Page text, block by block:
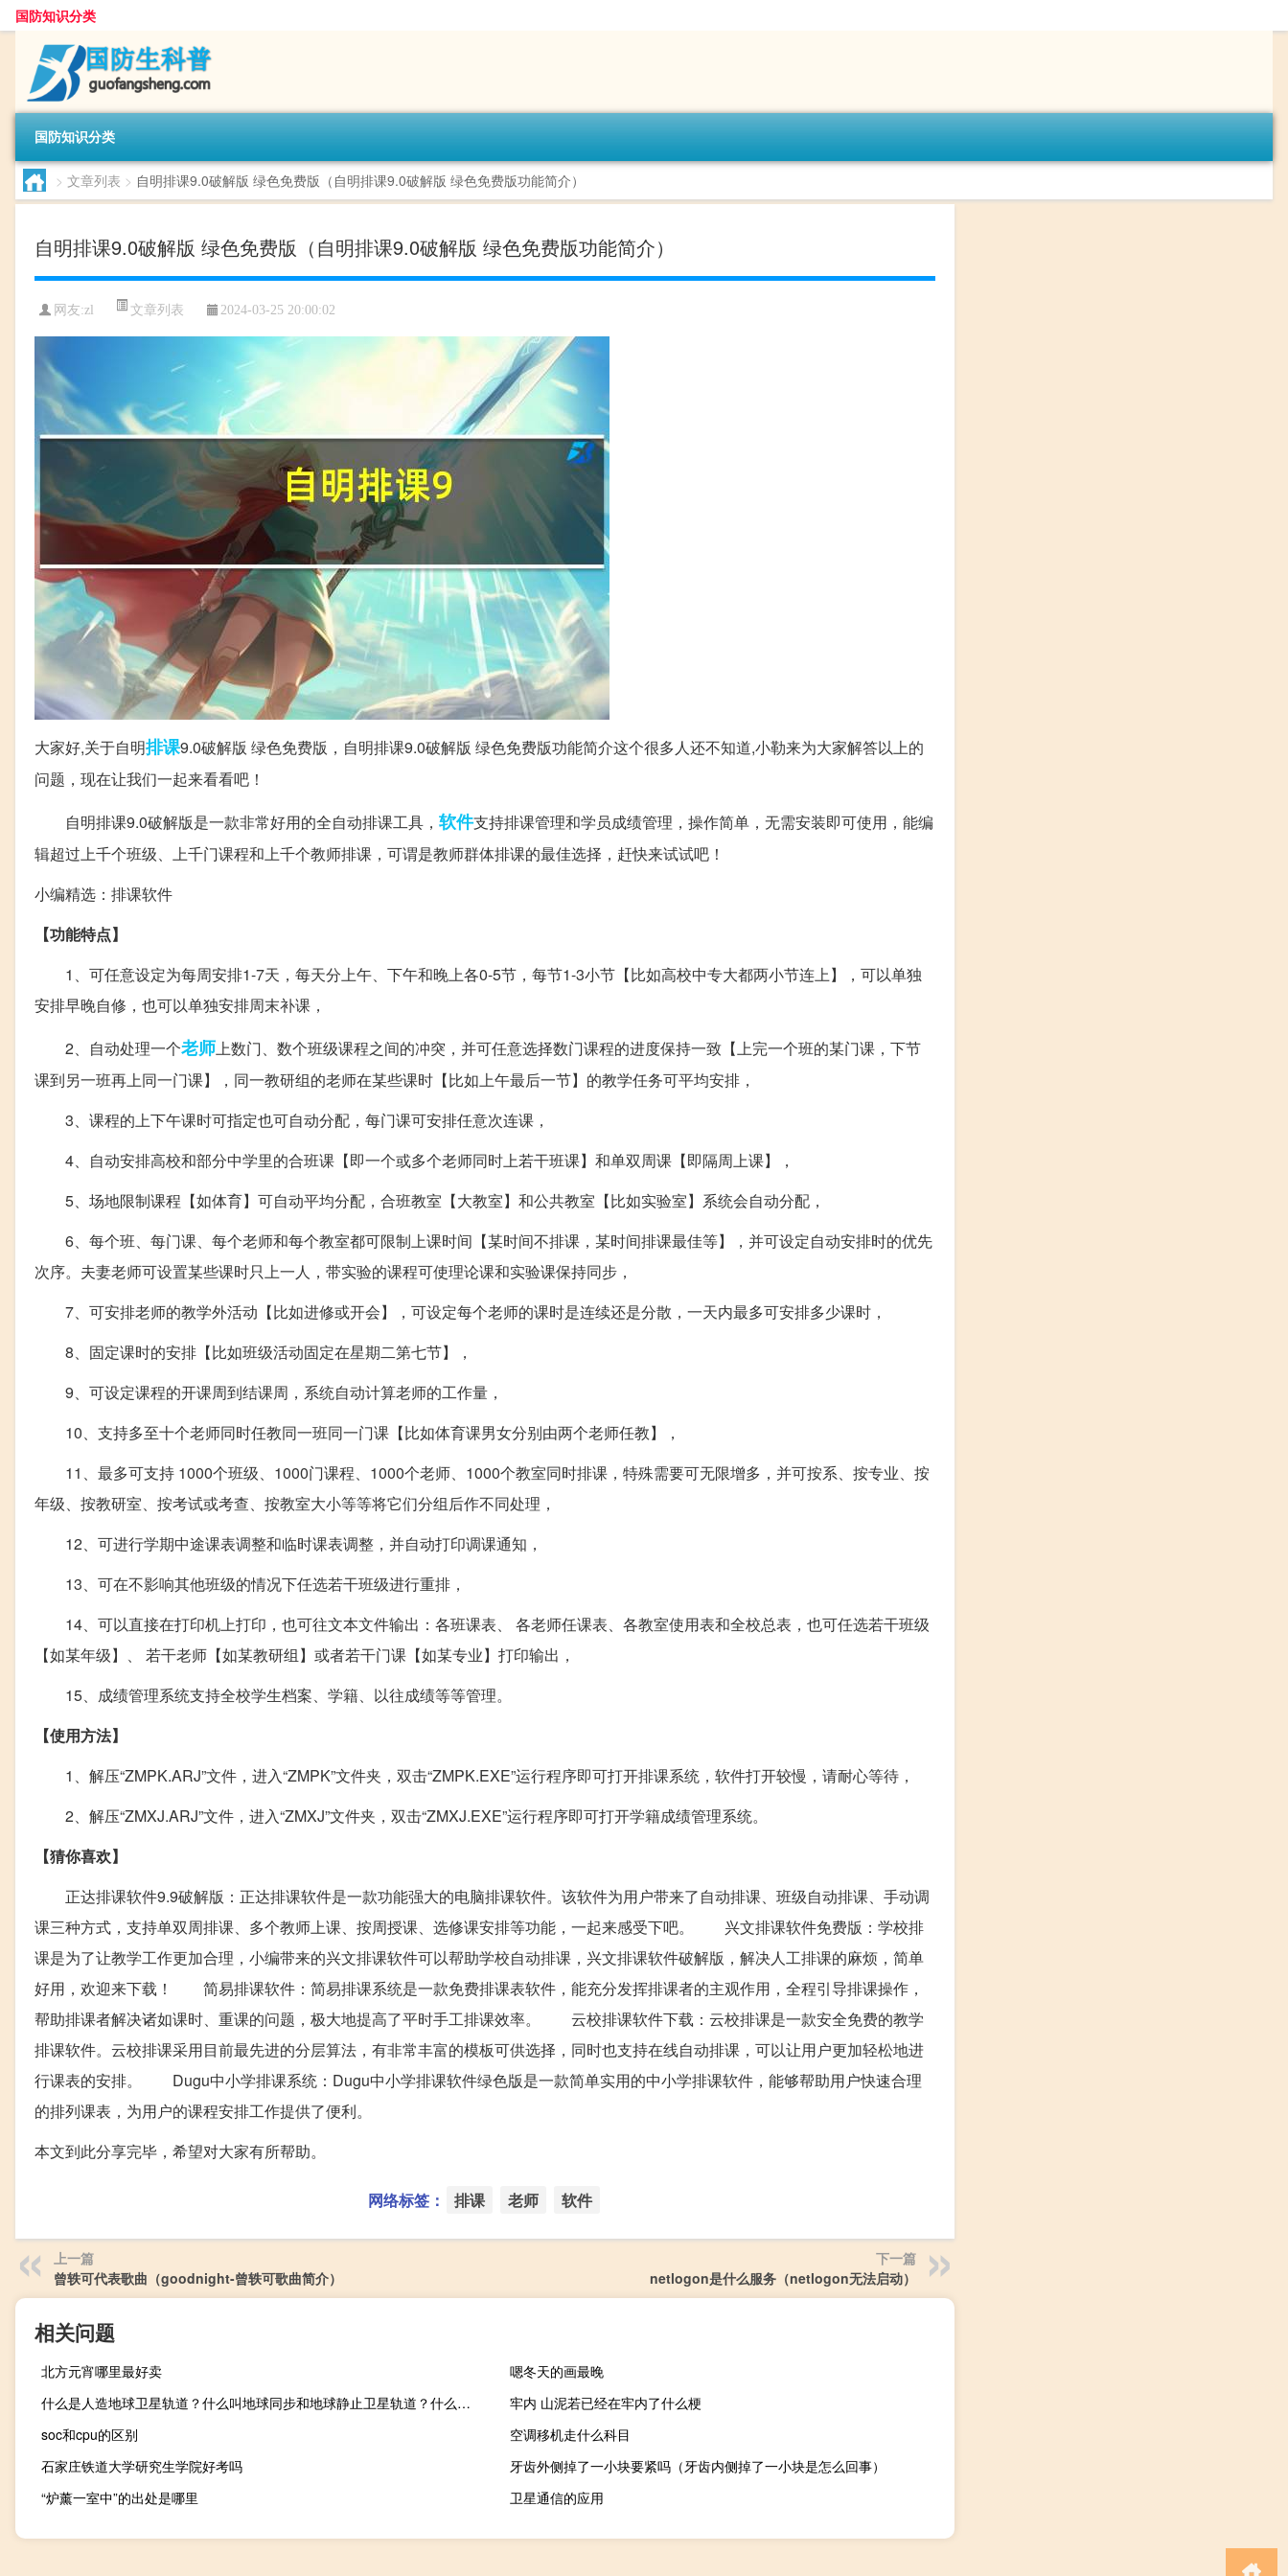
国防知识分类
国防知识分类
> 文章列表 > 自明排课9.0破解版 绿色免费版（自明排课9.0破解版 绿色免费版功能简介）
自明排课9.0破解版 绿色免费版（自明排课9.0破解版 绿色免费版功能简介）
网友:zl 文章列表 2024-03-25 20:00:02
大家好,关于自明排课9.0破解版 绿色免费版，自明排课9.0破解版 绿色免费版功能简介这个很多人还不知道,小勒来为大家解答以上的
问题，现在让我们一起来看看吧！
自明排课9.0破解版是一款非常好用的全自动排课工具， 软件支持排课管理和学员成绩管理，操作简单，无需安装即可使用，能编
辑超过上千个班级、上千门课程和上千个教师排课，可谓是教师群体排课的最佳选择，赶快来试试吧！
小编精选：排课软件
【功能特点】
1、可任意设定为每周安排1-7天，每天分上午、下午和晚上各0-5节，每节1-3小节【比如高校中专大都两小节连上】，可以单独
安排早晚自修，也可以单独安排周末补课，
2、自动处理一个老师上数门、数个班级课程之间的冲突，并可任意选择数门课程的进度保持一致【上完一个班的某门课，下节
课到另一班再上同一门课】，同一教研组的老师在某些课时【比如上午最后一节】的教学任务可平均安排，
3、课程的上下午课时可指定也可自动分配，每门课可安排任意次连课，
4、自动安排高校和部分中学里的合班课【即一个或多个老师同时上若干班课】和单双周课【即隔周上课】，
5、场地限制课程【如体育】可自动平均分配，合班教室【大教室】和公共教室【比如实验室】系统会自动分配，
6、每个班、每门课、每个老师和每个教室都可限制上课时间【某时间不排课，某时间排课最佳等】，并可设定自动安排时的优先
次序。夫妻老师可设置某些课时只上一人，带实验的课程可使理论课和实验课保持同步，
7、可安排老师的教学外活动【比如进修或开会】，可设定每个老师的课时是连续还是分散，一天内最多可安排多少课时，
8、固定课时的安排【比如班级活动固定在星期二第七节】，
9、可设定课程的开课周到结课周，系统自动计算老师的工作量，
10、支持多至十个老师同时任教同一班同一门课【比如体育课男女分别由两个老师任教】，
11、最多可支持 1000个班级、1000门课程、1000个老师、1000个教室同时排课，特殊需要可无限增多，并可按系、按专业、按
年级、按教研室、按考试或考查、按教室大小等等将它们分组后作不同处理，
12、可进行学期中途课表调整和临时课表调整，并自动打印调课通知，
13、可在不影响其他班级的情况下任选若干班级进行重排，
14、可以直接在打印机上打印，也可往文本文件输出：各班课表、 各老师任课表、各教室使用表和全校总表，也可任选若干班级
【如某年级】、 若干老师【如某教研组】或者若干门课【如某专业】打印输出，
15、成绩管理系统支持全校学生档案、学籍、以往成绩等等管理。
【使用方法】
1、解压“ZMPK.ARJ”文件，进入“ZMPK”文件夹，双击“ZMPK.EXE”运行程序即可打开排课系统，软件打开较慢，请耐心等待，
2、解压“ZMXJ.ARJ”文件，进入“ZMXJ”文件夹，双击“ZMXJ.EXE”运行程序即可打开学籍成绩管理系统。
【猜你喜欢】
正达排课软件9.9破解版：正达排课软件是一款功能强大的电脑排课软件。该软件为用户带来了自动排课、班级自动排课、手动调
课三种方式，支持单双周排课、多个教师上课、按周授课、选修课安排等功能，一起来感受下吧。 兴文排课软件免费版：学校排
课是为了让教学工作更加合理，小编带来的兴文排课软件可以帮助学校自动排课，兴文排课软件破解版，解决人工排课的麻烦，简单
好用，欢迎来下载！ 简易排课软件：简易排课系统是一款免费排课表软件，能充分发挥排课者的主观作用，全程引导排课操作，
帮助排课者解决诸如课时、重课的问题，极大地提高了平时手工排课效率。 云校排课软件下载：云校排课是一款安全免费的教学
排课软件。云校排课采用目前最先进的分层算法，有非常丰富的模板可供选择，同时也支持在线自动排课，可以让用户更加轻松地进
行课表的安排。 Dugu中小学排课系统：Dugu中小学排课软件绿色版是一款简单实用的中小学排课软件，能够帮助用户快速合理
的排列课表，为用户的课程安排工作提供了便利。
本文到此分享完毕，希望对大家有所帮助。
网络标签： 排课 老师 软件
上一篇
曾轶可代表歌曲（goodnight-曾轶可歌曲简介）
下一篇
netlogon是什么服务（netlogon无法启动）
相关问题
北方元宵哪里最好卖
嗯冬天的画最晚
什么是人造地球卫星轨道？什么叫地球同步和地球静止卫星轨道？什么叫太阳同步轨道？
牢内 山泥若已经在牢内了什么梗
soc和cpu的区别
空调移机走什么科目
石家庄铁道大学研究生学院好考吗
牙齿外侧掉了一小块要紧吗（牙齿内侧掉了一小块是怎么回事）
“炉薰一室中”的出处是哪里
卫星通信的应用